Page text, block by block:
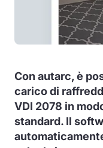
Con autarc, è
carico di
VDI 2078 in
standard. Il